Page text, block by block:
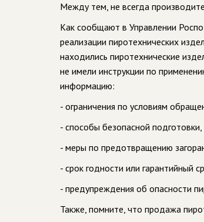
Между тем, не всегда
Как сообщают в Управлении
реализации пиротехнических
находились пиротехнические
не имели инструкции по
информацию:
- ограничения по условиям
- способы безопасной подготовки,
- меры по предотвращению
- срок годности или гарантийный
- предупреждения об опасности
Также, помните, что продажа